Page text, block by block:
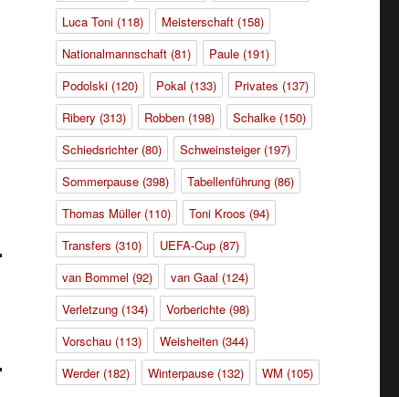
Luca Toni(118) Meisterschaft(158)
Nationalmannschaft(81) Paule(191)
Podolski(120) Pokal (133) Privates (137)
Ribery (313) Robben(198) Schalke(150)
Schiedsrichter(80) Schweinsteiger(197)
Sommerpause(398) Tabellenführung(86)
Thomas Müller(110) Toni Kroos (94)
Transfers (310) UEFA-Cup(87)
van Bommel (92) van Gaal (124)
Verletzung(134) Vorberichte(98)
Vorschau(113) Weisheiten(344)
Werder(182) Winterpause(132) WM (105)